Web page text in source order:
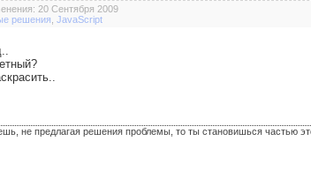
20 Сентября 2009
решения JavaScript
не предлагая решения проблемы, то ты становишься частью